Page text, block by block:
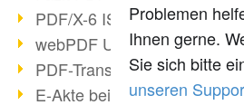
PDF/X-6 ISO-Norm
webPDF Update 8.0.0.2393
PDF-Transparenz beim
E-Akte bei Behörden
Problemen
Ihnen gerne.
Sie sich bitte
unseren